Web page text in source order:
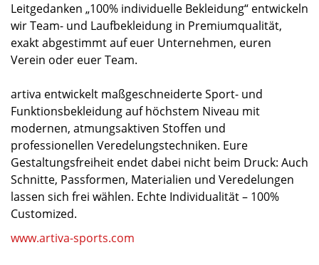
Leitgedanken „100% individuelle Bekleidung“ entwickeln
wir Team- und Laufbekleidung in Premiumqualität,
exakt abgestimmt auf euer Unternehmen, euren
Verein oder euer Team.
artiva entwickelt maßgeschneiderte Sport- und
Funktionsbekleidung auf höchstem Niveau mit
modernen, atmungsaktiven Stoffen und
professionellen Veredelungstechniken. Eure
Gestaltungsfreiheit endet dabei nicht beim Druck: Auch
Schnitte, Passformen, Materialien und Veredelungen
lassen sich frei wählen. Echte Individualität – 100%
Customized.
www.artiva-sports.com